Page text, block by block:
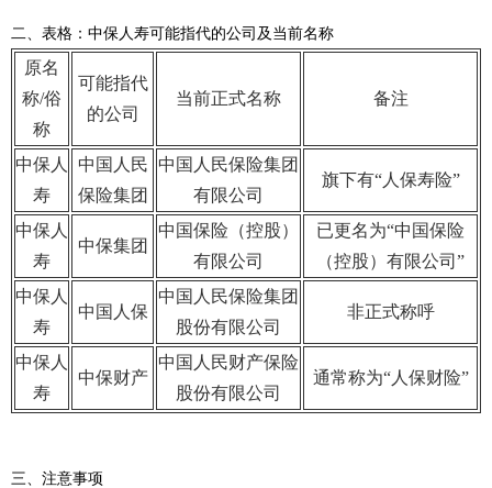
二、表格：中保人寿可能指代的公司及当前名称
原名
称/俗
称
可能指代
的公司
当前正式名称 备注
中保人
寿
中国人民
保险集团
中国人民保险集团
有限公司
旗下有“人保寿险”
中保人
寿
中保集团
中国保险（控股）
有限公司
已更名为“中国保险
（控股）有限公司”
中保人
寿
中国人保
中国人民保险集团
股份有限公司
非正式称呼
中保人
寿
中保财产
中国人民财产保险
股份有限公司
通常称为“人保财险”
三、注意事项